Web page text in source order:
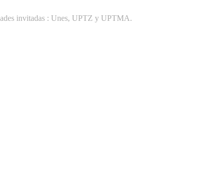
invitadas : Unes, UPTZ y UPTMA.